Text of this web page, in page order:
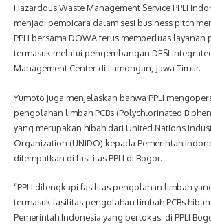
Hazardous Waste Management Service PPLI
menjadi pembicara dalam sesi business pitch
PPLI bersama DOWA terus memperluas
termasuk melalui pengembangan DESI
Management Center di Lamongan, Jawa Timur.
Yumoto juga menjelaskan bahwa PPLI
pengolahan limbah PCBs (Polychlorinated
yang merupakan hibah dari United Nations
Organization (UNIDO) kepada Pemerintah
ditempatkan di fasilitas PPLI di Bogor.
“PPLI dilengkapi fasilitas pengolahan limbah
termasuk fasilitas pengolahan limbah PCBs
Pemerintah Indonesia yang berlokasi di PPLI